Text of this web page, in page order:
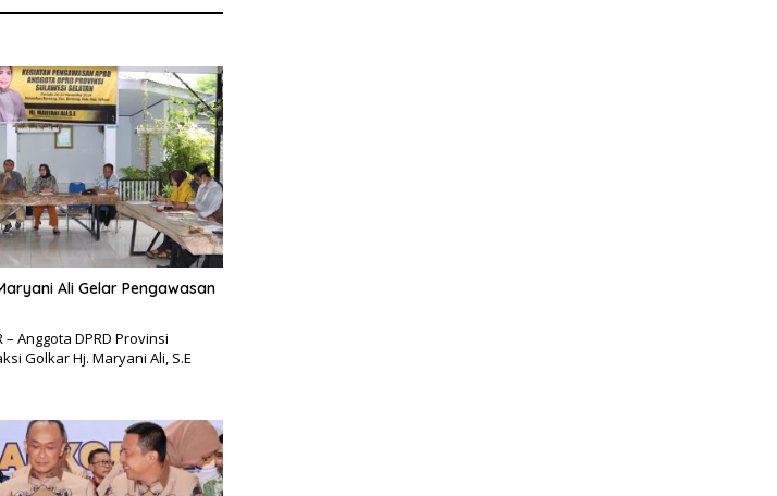
Ali Gelar Pengawasan
– Anggota DPRD Provinsi
Golkar Hj. Maryani Ali, S.E